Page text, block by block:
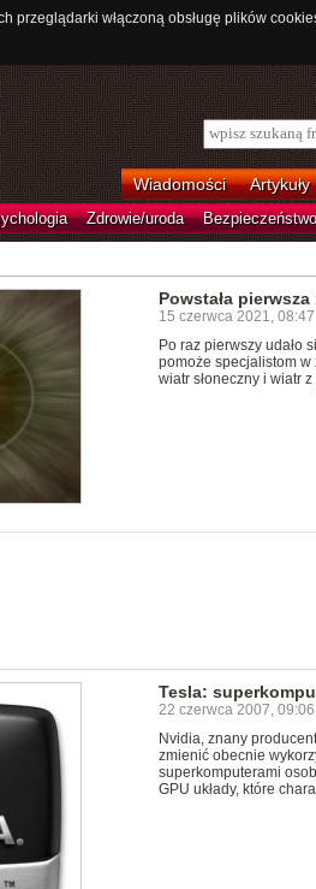
przeglądarki włączoną obsługę plików
Wiadomości Artykuły
Zdrowie/uroda
Powstała
15 czerwca 2021, 08:47
Po raz pierwszy udało
pomoże specjalistom
wiatr słoneczny i wiatr
Tesla:
22 czerwca 2007, 09:06
Nvidia, znany
zmienić obecnie
superkomputerami
GPU układy, które